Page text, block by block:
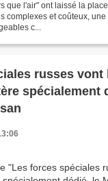
que l'air" ont laissé la
complexes et coûteux,
c...
russes vont
spécialement